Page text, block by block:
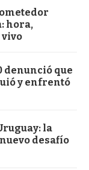
hora,
denunció que
y enfrentó
la
desafío